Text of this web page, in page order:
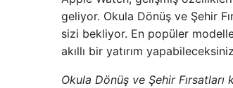
geliyor. Okula Dönüş ve Şehir
sizi bekliyor. En popüler
akıllı bir yatırım
Okula Dönüş ve Şehir